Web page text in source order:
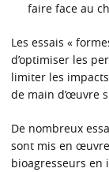
faire face au
Les essais «
d’optimiser les
limiter les
de main d’œuvre
De nombreux
sont mis en
bioagresseurs en